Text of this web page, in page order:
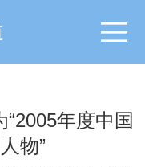
年度中国
物”